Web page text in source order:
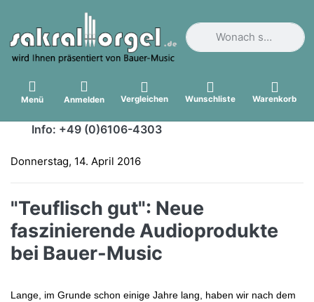
Geben Sie einen
Menü Anmelden Vergleichen Wunschliste Warenkorb
Info: +49 (0)6106-4303
Donnerstag, 14. April 2016
sakral-orgel.de
"Teuflisch gut": Neue
faszinierende Audioprodukte
bei Bauer-Music
Lange , im Grunde schon einige Jahre lang,
haben wir nach dem